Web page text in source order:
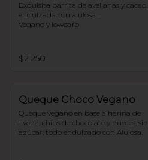
Exquisita barrita de avellanas y cacao,
endulzada con alulosa.
Vegano y lowcarb
$2.250
Queque Choco Vegano
Queque vegano en base a harina de
avena, chips de chocolate y nueces, sin
azúcar, todo endulzado con Alulosa.